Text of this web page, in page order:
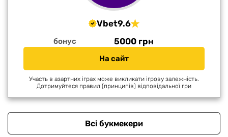
Vbet9.6
бонус 5000 грн
На сайт
Участь в азартних іграх може викликати ігрову залежність.
Дотримуйтеся правил (принципів) відповідальної гри
Всі букмекери